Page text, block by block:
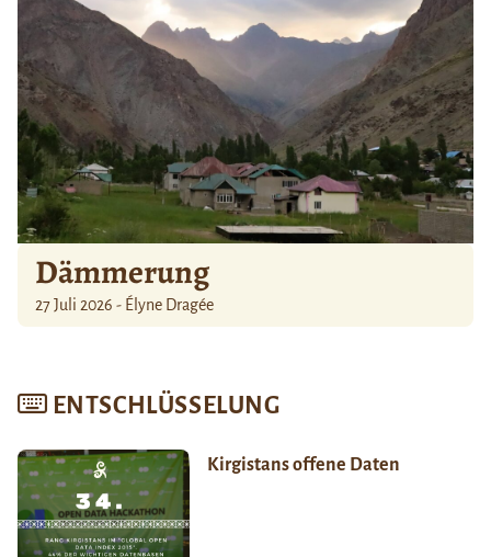
Dämmerung
27 Juli 2026 - Élyne Dragée
ENTSCHLÜSSELUNG
Kirgistans offene Daten